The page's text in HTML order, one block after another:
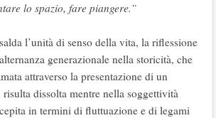
lo spazio, fare piangere.”
l’unità di senso della vita, la riflessione
generazionale nella storicità, che
attraverso la presentazione di un
dissolta mentre nella soggettività
in termini di fluttuazione e di legami